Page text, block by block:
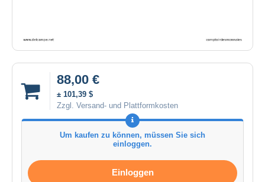
88,00 €
± 101,39 $
Zzgl. Versand- und Plattformkosten
Um kaufen zu können, müssen Sie sich
einloggen.
Einloggen